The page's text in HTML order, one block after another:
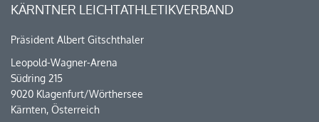
KÄRNTNER LEICHTATHLETIKVERBAND
Präsident Albert Gitschthaler
Leopold-Wagner-Arena
Südring 215
9020 Klagenfurt/Wörthersee
Kärnten, Österreich